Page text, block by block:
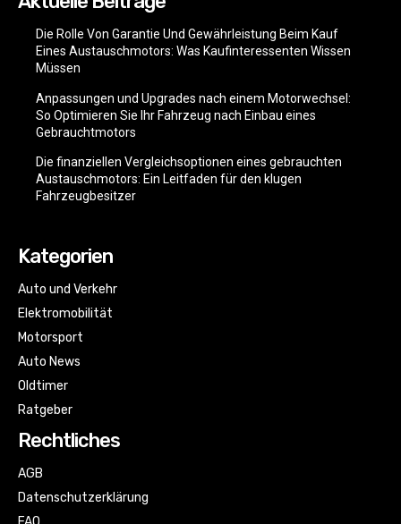
Die Rolle Von Garantie Und Gewährleistung Beim Kauf
Eines Austauschmotors: Was Kaufinteressenten Wissen
Müssen
Anpassungen und Upgrades nach einem Motorwechsel:
So Optimieren Sie Ihr Fahrzeug nach Einbau eines
Gebrauchtmotors
Die finanziellen Vergleichsoptionen eines gebrauchten
Austauschmotors: Ein Leitfaden für den klugen
Fahrzeugbesitzer
Kategorien
Auto und Verkehr
Elektromobilität
Motorsport
Auto News
Oldtimer
Ratgeber
Rechtliches
AGB
Datenschutzerklärung